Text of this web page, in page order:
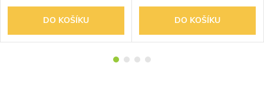
DO KOŠÍKU DO KOŠÍKU